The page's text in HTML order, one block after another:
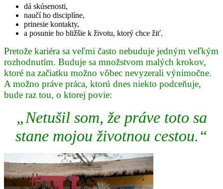
dá skúsenosti,
naučí ho disciplíne,
prinesie kontakty,
a posunie ho bližšie k životu, ktorý chce žiť.
Pretože kariéra sa veľmi často nebuduje jedným veľkým
rozhodnutím. Buduje sa množstvom malých krokov,
ktoré na začiatku možno vôbec nevyzerali výnimočne.
A možno práve práca, ktorú dnes niekto podceňuje,
bude raz tou, o ktorej povie:
„Netušil som, že práve toto sa
stane mojou životnou cestou.“